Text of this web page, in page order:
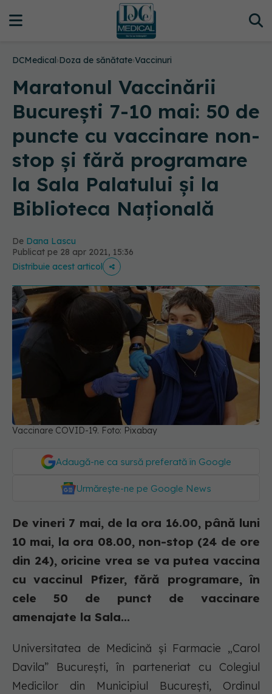
DCMedical›Doza de sănătate›Vaccinuri
Maratonul Vaccinării
București 7-10 mai: 50 de
puncte cu vaccinare non-
stop și fără programare
la Sala Palatului și la
Biblioteca Națională
De Dana Lascu
Publicat pe 28 apr 2021, 15:36
Distribuie acest articol
Vaccinare COVID-19. Foto: Pixabay
Adaugă-ne ca sursă preferată în Google
Urmărește-ne pe Google News
De vineri 7 mai, de la ora 16.00, până luni
10 mai, la ora 08.00, non-stop (24 de ore
din 24), oricine vrea se va putea vaccina
cu vaccinul Pfizer, fără programare, în
cele 50 de punct de vaccinare
amenajate la Sala...
Universitatea de Medicină și Farmacie „Carol
Davila” București, în parteneriat cu Colegiul
Medicilor din Municipiul București, Ordinul